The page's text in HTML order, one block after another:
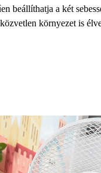
beállíthatja a két
környezet is